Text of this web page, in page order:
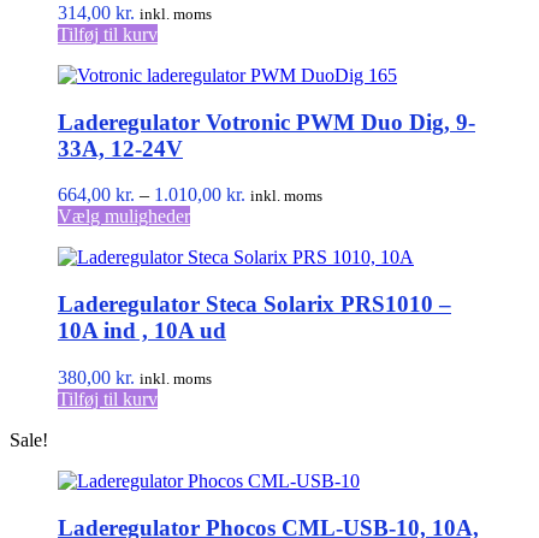
314,00 kr. inkl. moms
Tilføj til kurv
Laderegulator Votronic PWM Duo Dig, 9-
33A, 12-24V
664,00 kr. – 1.010,00 kr. Prisinterval:
1.010,00 kr.
inkl. moms
Vælg mulighederDette
har
varianter.
Mulighederne
kan
på
Laderegulator Steca Solarix PRS1010 –
10A ind , 10A ud
380,00 kr. inkl. moms
Tilføj til kurv
Sale!
Laderegulator Phocos CML-USB-10, 10A,